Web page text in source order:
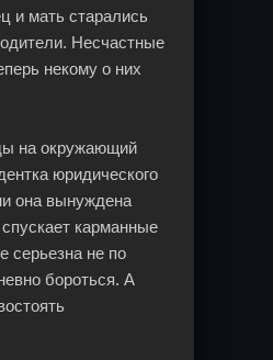
и мать старались
Несчастные
некому о них
на окружающий
юридического
она вынуждена
карманные
серьезна не по
бороться. А